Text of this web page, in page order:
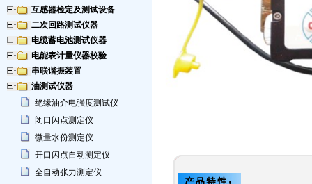
互感器检定及测试设备
二次回路测试仪器
电缆蓄电池测试仪器
电能表计量仪器校验
串联谐振装置
油测试仪器
绝缘油介电强度测试仪
闭口闪点测定仪
微量水份测定仪
开口闪点自动测定仪
全自动张力测定仪